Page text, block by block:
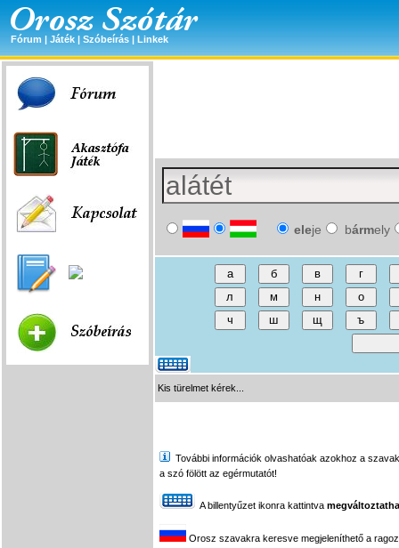
Fórum | Játék | Szóbeírás | Linkek
eleje bármely
Kis türelmet kérek...
További információk olvashatóak azokhoz a
a szó fölött az egérmutatót!
A billentyűzet ikonra kattintva
Orosz szavakra keresve megjeleníthető a